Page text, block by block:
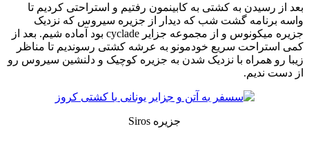
بعد از رسیدن به کشتی به کابینمون رفتیم و استراحتی کردیم تا
واسه برنامه گشت شب که دیدار از جزیره سیروس که نزدیک
جزیره میکونوس و از مجموعه جزایر cyclade بود آماده شیم. بعد از
کمی استراحت سریع خودمونو به عرشه کشتی رسوندیم تا مناظر
زیبا رو همراه با نزدیک شدن به جزیره کوچیک و دلنشین سیروس رو
از دست ندیم.
جزیره Siros